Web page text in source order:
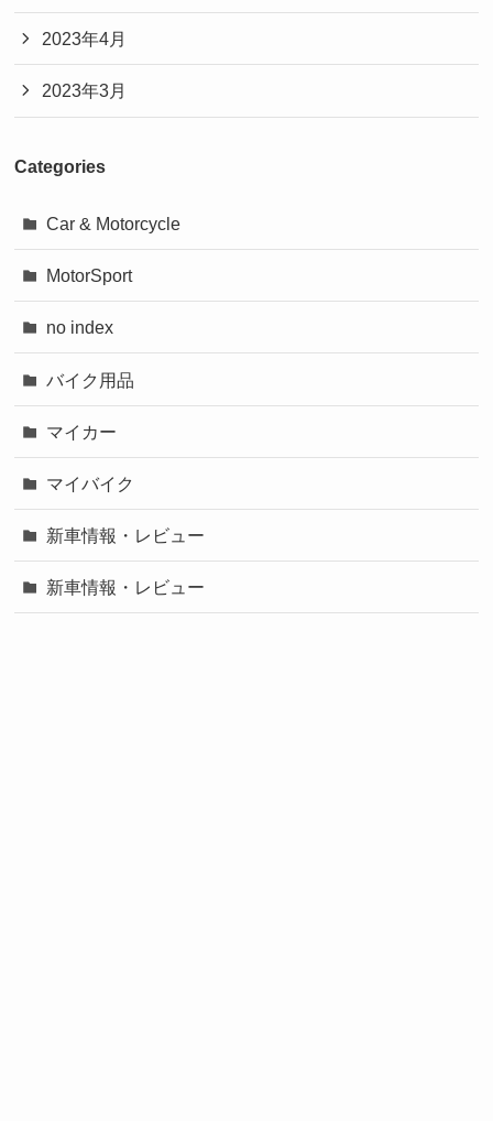
2023年4月
2023年3月
Categories
Car & Motorcycle
MotorSport
no index
バイク用品
マイカー
マイバイク
新車情報・レビュー
新車情報・レビュー